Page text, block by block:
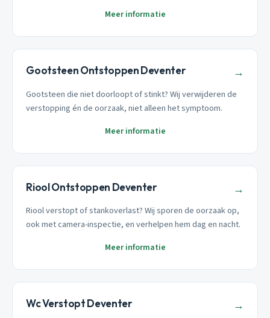
Meer informatie
Gootsteen Ontstoppen Deventer →
Gootsteen die niet doorloopt of stinkt? Wij verwijderen de
verstopping én de oorzaak, niet alleen het symptoom.
Meer informatie
Riool Ontstoppen Deventer →
Riool verstopt of stankoverlast? Wij sporen de oorzaak op,
ook met camera-inspectie, en verhelpen hem dag en nacht.
Meer informatie
Wc Verstopt Deventer →